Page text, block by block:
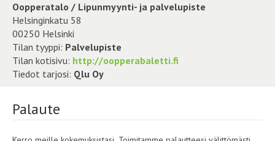
Oopperatalo / Lipunmyynti- ja palvelupiste
Helsinginkatu 58
00250 Helsinki
Tilan tyyppi: Palvelupiste
Tilan kotisivu: http://oopperabaletti.fi
Tiedot tarjosi: Qlu Oy
Palaute